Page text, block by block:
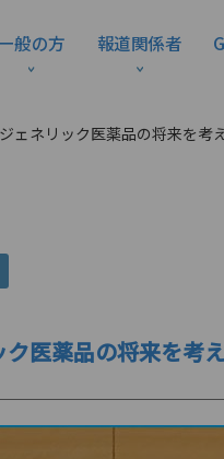
般の方 報道関係者
ェネリック医薬品の将来を考
医薬品の将来を考